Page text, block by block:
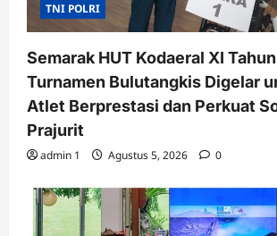
TNI POLRI
Semarak HUT Kodaeral XI
Turnamen Bulutangkis Digelar
Atlet Berprestasi dan Perkuat
Prajurit
admin 1 Agustus 5, 2026 0